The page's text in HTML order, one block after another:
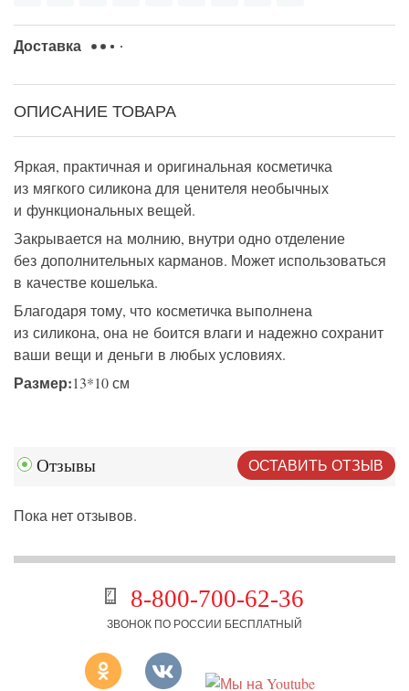
Доставка
ОПИСАНИЕ ТОВАРА
Яркая, практичная и оригинальная косметичка
из мягкого силикона для ценителя необычных
и функциональных вещей.
Закрывается на молнию, внутри одно отделение
без дополнительных карманов. Может использоваться
в качестве кошелька.
Благодаря тому, что косметичка выполнена
из силикона, она не боится влаги и надежно сохранит
ваши вещи и деньги в любых условиях.
Размер:13*10 см
Отзывы ОСТАВИТЬ ОТЗЫВ
Пока нет отзывов.
8-800-700-62-36
ЗВОНОК ПО РОССИИ БЕСПЛАТНЫЙ